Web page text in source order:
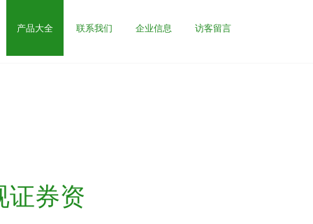
产品大全 联系我们 企业信息 访客留言
证券资